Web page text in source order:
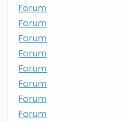
Forum
Forum
Forum
Forum
Forum
Forum
Forum
Forum